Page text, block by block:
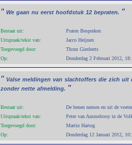
" We gaan nu eerst hoofdstuk 12 bepraten. "
Bestaat uit:
Praten Bespreken
Uitspraak/tekst van:
Jacco Heijnen
Toegevoegd door:
Thom Giesberts
Op:
Donderdag 2 Februari 2012,
" Valse meldingen van slachtoffers die zich uit
zonder nette afmelding. "
Bestaat uit:
De benen nemen en uit de
Uitspraak/tekst van:
Peter van Ammelrooy in de
Toegevoegd door:
Martin Hartog
Op:
Donderdag 12 Januari 2012,